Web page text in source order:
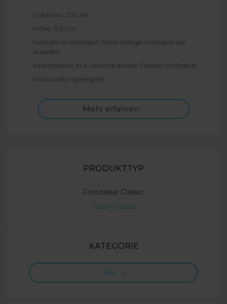
Volumen: 330 ml
Höhe: 9,5 cm
Vielzahl an Vorlagen: Viele fertige Vorlagen zur
Auswahl
Innenfarben: In 6 verschiedenen Farben verfügbar
Mikrowellengeeignet
Mehr erfahren
PRODUKTTYP
Fototasse Classic
Tasse Classic
KATEGORIE
Alle